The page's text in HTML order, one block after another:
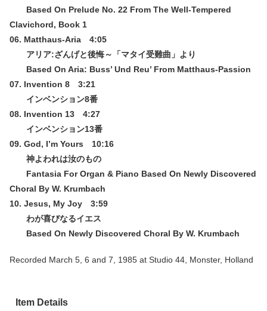
Based On Prelude No. 22 From The Well-Tempered
Clavichord, Book 1
06. Matthaus-Aria 4:05
アリア:ざんげと後悔～「マタイ受難曲」より
Based On Aria: Buss’ Und Reu’ From Matthaus-Passion
07. Invention 8 3:21
インベンション8番
08. Invention 13 4:27
インベンション13番
09. God, I’m Yours 10:16
神よわれは汝のもの
Fantasia For Organ & Piano Based On Newly Discovered
Choral By W. Krumbach
10. Jesus, My Joy 3:59
わが喜びなるイエス
Based On Newly Discovered Choral By W. Krumbach
Recorded March 5, 6 and 7, 1985 at Studio 44, Monster, Holland
Item Details